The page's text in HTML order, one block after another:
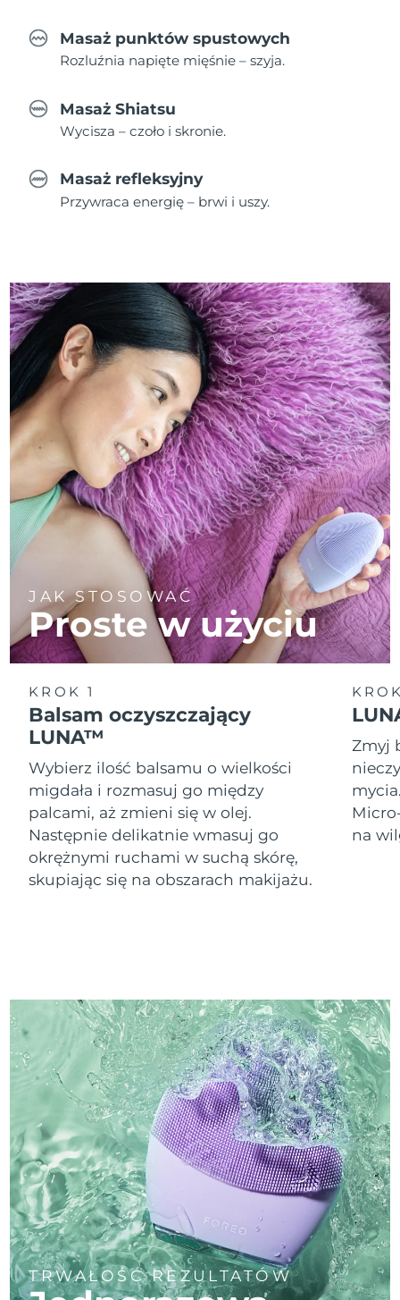
Masaż punktów spustowych
Rozluźnia napięte mięśnie – szyja.
Masaż Shiatsu
Wycisza – czoło i skronie.
Masaż refleksyjny
Przywraca energię – brwi i uszy.
JAK STOSOWAĆ
Proste w użyciu
KROK 1
Balsam oczyszczający
LUNA™
Wybierz ilość balsamu o wielkości
migdała i rozmasuj go między
palcami, aż zmieni się w olej.
Następnie delikatnie wmasuj go
okrężnymi ruchami w suchą skórę,
skupiając się na obszarach makijażu.
Zmyj
na
TRWAŁOŚĆ REZULTATÓW